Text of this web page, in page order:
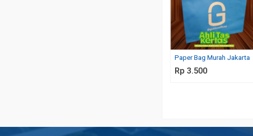
Paper Bag Murah Jakarta
Rp 3.500